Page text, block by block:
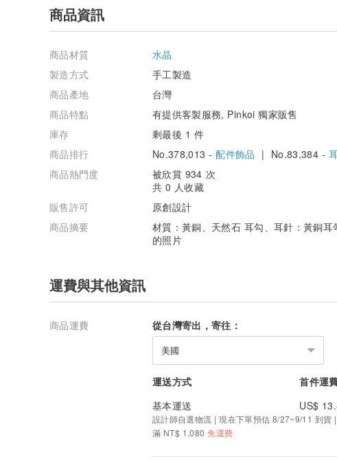
商品資訊
商品材質
水晶
製造方式
手工製造
商品產地
台灣
商品特點
有提供客製服務, Pinkoi 獨家販售
庫存
剩最後 1 件
商品排行
No.378,013 -配件飾品 | No.83,384 -
商品熱門度
被欣賞 934 次
共 0 人收藏
販售許可
原創設計
商品摘要
材質：黃銅、天然石 耳勾、耳針：黃銅
的照片
運費與其他資訊
商品運費 從台灣寄出，寄往：
美國
運送方式 首件運
基本運送
US$
設計師自選物流 | 現在下單預估 8/27~9/11 到貨
滿 NT$ 1,080免運費